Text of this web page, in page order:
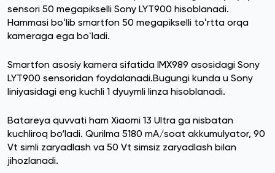
sensori 50 megapikselli Sony LYT900 hisoblanadi.
Hammasi boʻlib smartfon 50 megapikselli toʻrtta orqa
kameraga ega boʻladi.
Smartfon asosiy kamera sifatida IMX989 asosidagi Sony
LYT900 sensoridan foydalanadi.Bugungi kunda u Sony
liniyasidagi eng kuchli 1 dyuymli linza hisoblanadi.
Batareya quvvati ham Xiaomi 13 Ultra ga nisbatan
kuchliroq bo‘ladi. Qurilma 5180 mA/soat akkumulyator, 90
Vt simli zaryadlash va 50 Vt simsiz zaryadlash bilan
jihozlanadi.